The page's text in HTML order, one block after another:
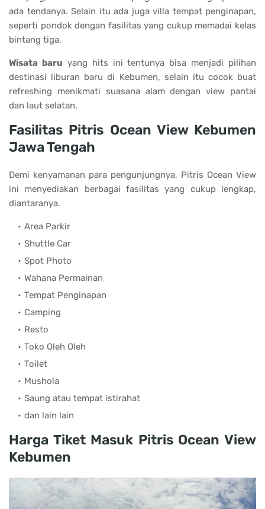
ada tendanya. Selain itu ada juga villa tempat penginapan,
seperti pondok dengan fasilitas yang cukup memadai kelas
bintang tiga.
Wisata baru yang hits ini tentunya bisa menjadi pilihan
destinasi liburan baru di Kebumen, selain itu cocok buat
refreshing menikmati suasana alam dengan view pantai
dan laut selatan.
Fasilitas Pitris Ocean View Kebumen
Jawa Tengah
Demi kenyamanan para pengunjungnya, Pitris Ocean View
ini menyediakan berbagai fasilitas yang cukup lengkap,
diantaranya.
Area Parkir
Shuttle Car
Spot Photo
Wahana Permainan
Tempat Penginapan
Camping
Resto
Toko Oleh Oleh
Toilet
Mushola
Saung atau tempat istirahat
dan lain lain
Harga Tiket Masuk Pitris Ocean View
Kebumen